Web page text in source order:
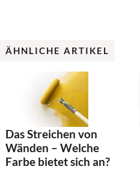
ÄHNLICHE ARTIKEL
Das Streichen von
Wänden – Welche
Farbe bietet sich an?